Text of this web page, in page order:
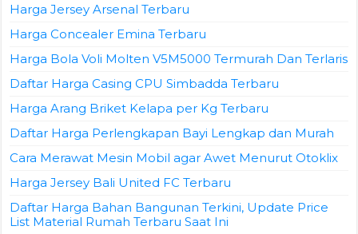
Harga Jersey Arsenal Terbaru
Harga Concealer Emina Terbaru
Harga Bola Voli Molten V5M5000 Termurah Dan Terlaris
Daftar Harga Casing CPU Simbadda Terbaru
Harga Arang Briket Kelapa per Kg Terbaru
Daftar Harga Perlengkapan Bayi Lengkap dan Murah
Cara Merawat Mesin Mobil agar Awet Menurut Otoklix
Harga Jersey Bali United FC Terbaru
Daftar Harga Bahan Bangunan Terkini, Update Price
List Material Rumah Terbaru Saat Ini